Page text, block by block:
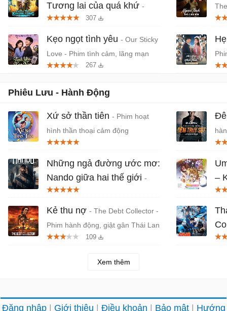
Tương lai của quá khứ -
Phim anime hành động, thần thoại
Việt chiếu rạp
307
Kẹo ngọt tình yêu - Our Sticky
Love - Phim tình cảm, lãng mạn
Hàn Quốc
267
-
Phiêu Lưu - Hành Động
Xứ sở thần tiên - Phim hoạt
hình thần thoại cảm động
Những ngả đường ước mơ:
Nando giữa hai thế giới -
Phần ngoại truyện của series
Sintonia trên Netflix
Kẻ thu nợ - The Debt Collector -
Phim hành động, giật gân Thái Lan
109
–
Xem thêm
Đăng nhập Giới thiệu Điều khoản Bảo mật Hướng